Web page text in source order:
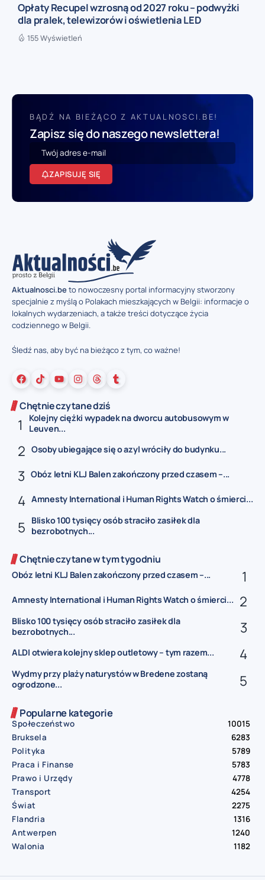
Opłaty Recupel wzrosną od 2027 roku – podwyżki
dla pralek, telewizorów i oświetlenia LED
155 Wyświetleń
BĄDŹ NA BIEŻĄCO Z AKTUALNOSCI.BE!
Zapisz się do naszego newslettera!
ZAPISUJĘ SIĘ
Aktualnosci.beto nowoczesny portal informacyjny stworzony
specjalnie z myślą o Polakach mieszkających w Belgii: informacje o
lokalnych wydarzeniach, a także treści dotyczące życia
codziennego w Belgii.
Śledź nas, aby być na bieżąco z tym, co ważne!
Chętnie czytane dziś
Kolejny ciężki wypadek na dworcu autobusowym w
Leuven...
Osoby ubiegające się o azyl wróciły do budynku...
Obóz letni KLJ Balen zakończony przed czasem –...
Amnesty International i Human Rights Watch o śmierci...
Blisko 100 tysięcy osób straciło zasiłek dla
bezrobotnych...
Chętnie czytane w tym tygodniu
Obóz letni KLJ Balen zakończony przed czasem –...
Amnesty International i Human Rights Watch o śmierci...
Blisko 100 tysięcy osób straciło zasiłek dla
bezrobotnych...
ALDI otwiera kolejny sklep outletowy – tym razem...
Wydmy przy plaży naturystów w Bredene zostaną
ogrodzone...
Popularne kategorie
Społeczeństwo
10015
Bruksela
6283
Polityka
5789
Praca i Finanse
5783
Prawo i Urzędy
4778
Transport
4254
Świat
2275
Flandria
1316
Antwerpen
1240
Walonia
1182